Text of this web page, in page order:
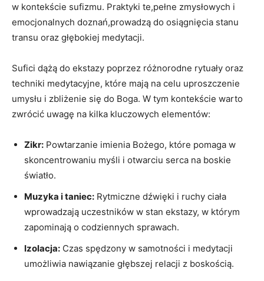
w kontekście ⁤sufizmu. Praktyki te,pełne zmysłowych i‌
emocjonalnych doznań,prowadzą do osiągnięcia ‌stanu
transu oraz⁣ głębokiej medytacji.
Sufici dążą do ekstazy poprzez różnorodne rytuały oraz
techniki⁣ medytacyjne, które​ mają na celu ⁤uproszczenie
‍umysłu i zbliżenie się do Boga. ‍W tym kontekście⁢ warto
zwrócić uwagę na kilka kluczowych elementów:
Zikr: Powtarzanie imienia‍ Bożego, które pomaga ‍w
skoncentrowaniu myśli i otwarciu⁤ serca na boskie
światło.
Muzyka i taniec: Rytmiczne dźwięki i​ ruchy ciała
wprowadzają uczestników w stan‍ ekstazy, w​ którym ​
zapominają o codziennych sprawach.
Izolacja: Czas spędzony ‌w samotności i‌ medytacji‍
umożliwia nawiązanie głębszej relacji ⁣z boskością.